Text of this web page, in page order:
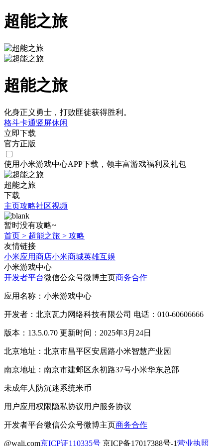
超能之旅
超能之旅
化身正义勇士，打败匪徒获得胜利。
格斗卡通竖屏休闲
立即下载
官方正版
使用小米游戏中心APP下载 ，领丰富游戏福利 及礼包
超能之旅
下载
主页攻略社区视频
暂时没有攻略~
首页 > 超能之旅 > 攻略
友情链接
小米应用商店小米商城英雄互娱
小米游戏中心
开发者平台微信公众号微博主页商务合作
应用名称：小米游戏中心
开发者：北京瓦力网络科技有限公司 电话：010-60606666
版本：13.5.0.70 更新时间：2025年3月24日
北京地址：北京市昌平区安居路小米智慧产业园
南京地址：南京市建邺区永初路37号小米华东总部
未成年人防沉迷系统米币
用户应用权限隐私协议用户服务协议
开发者平台微信公众号微博主页商务合作
@wali.com京ICP证110335号 京ICP备17017388号-1营业执照